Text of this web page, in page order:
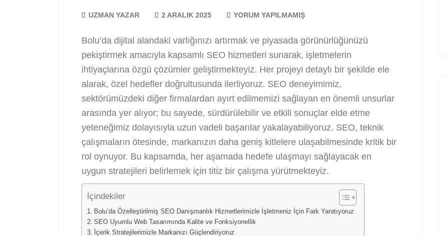
UZMAN YAZAR 2 ARALIK 2025 YORUM YAPILMAMIŞ
Bolu’da dijital alandaki varlığınızı artırmak ve piyasada görünürlüğünüzü
pekiştirmek amacıyla kapsamlı SEO hizmetleri sunarak, işletmelerin
ihtiyaçlarına özgü çözümler geliştirmekteyiz. Her projeyi detaylı bir şekilde ele
alarak, özel hedefler doğrultusunda ilerliyoruz. SEO deneyimimiz,
sektörümüzdeki diğer firmalardan ayırt edilmemizi sağlayan en önemli unsurlar
arasında yer alıyor; bu sayede, sürdürülebilir ve etkili sonuçlar elde etme
yeteneğimiz dolayısıyla uzun vadeli başarılar yakalayabiliyoruz. SEO, teknik
çalışmaların ötesinde, markanızın daha geniş kitlelere ulaşabilmesinde kritik bir
rol oynuyor. Bu kapsamda, her aşamada hedefe ulaşmayı sağlayacak en
uygun stratejileri belirlemek için titiz bir çalışma yürütmekteyiz.
İçindekiler
Bolu’da Özelleştirilmiş SEO Danışmanlık Hizmetlerimizle İşletmeniz İçin Fark Yaratıyoruz
SEO Uyumlu Web Tasarımında Kalite ve Fonksiyonellik
İçerik Stratejilerimizle Markanızı Güçlendiriyoruz